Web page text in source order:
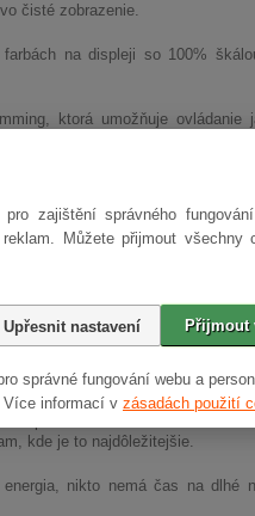
zajištění správného
Můžete přijmout všechny
Přijmout
Upřesnit nastavení
správné fungování webu a
Více informací v zásadách použití
čisté zobrazenie.
na displeji so 100%
ktorá umožňuje ovládanie
a ponúknuť tak príjemnejší
zobraziť viac obsahu bez nutnosti
Copilot vo Windows vám
Tento notebook je
EPEAT® Gold sú
svetová ekoznačka pre
a peniazmi vďaka certifikátu
kde je to najdôležitejšie.
nikto nemá čas na dlhé